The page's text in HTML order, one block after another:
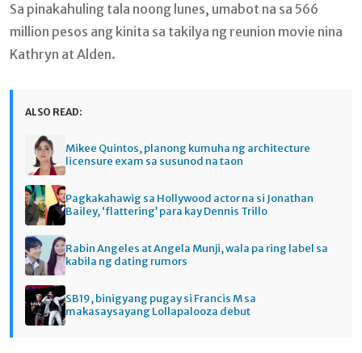
Sa pinakahuling tala noong lunes, umabot na sa 566
million pesos ang kinita sa takilya ng reunion movie nina
Kathryn at Alden.
ALSO READ:
Mikee Quintos, planong kumuha ng architecture
licensure exam sa susunod na taon
Pagkakahawig sa Hollywood actor na si Jonathan
Bailey, ‘flattering’ para kay Dennis Trillo
Rabin Angeles at Angela Munji, wala pa ring label sa
kabila ng dating rumors
SB19, binigyang pugay si Francis M sa
makasaysayang Lollapalooza debut